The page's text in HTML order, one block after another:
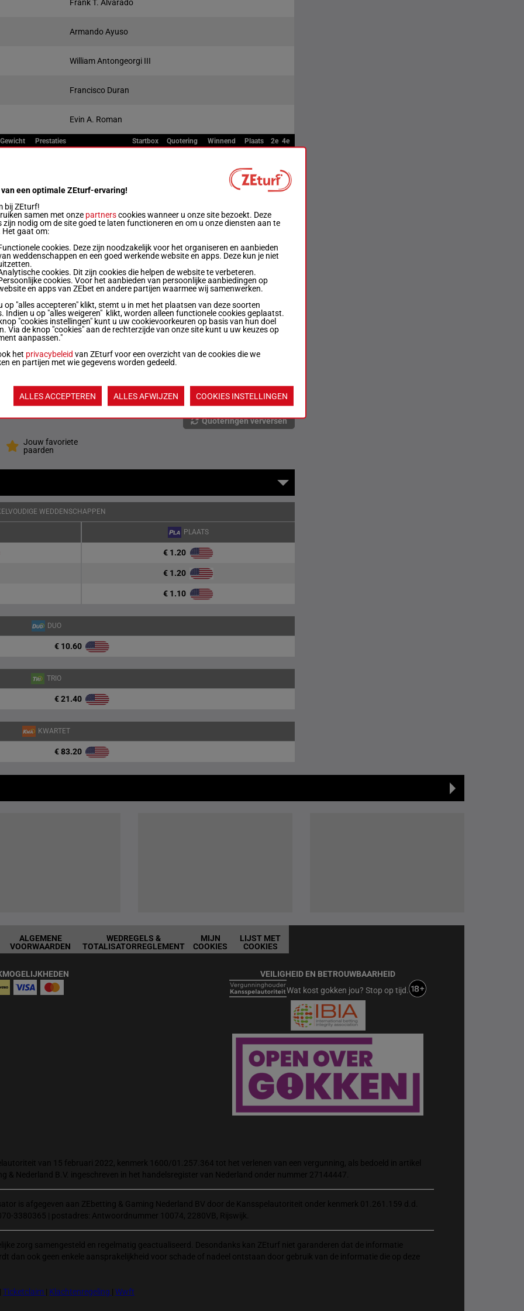
Frank T. Alvarado
Armando Ayuso
William Antongeorgi III
Francisco Duran
Evin A. Roman
Gewicht Prestaties Startbox Quotering Winnend Plaats 2e 4e
54 kg 1p 3p 1p 6p 2p 2
53 kg 1p 9p 3
56.5 kg 3p 1p 4p 7p 6p 4
55.5 kg 2p 10p (22) 6p 6p 8p 5
57 kg 4p 5p (22) 9p 2p 2p 6
Quoteringen verversen
Jouw favoriete
paarden
WEDDENSCHAPPEN
PLAATS
€ 1.20
€ 1.20
€ 1.10
DUO
€ 10.60
TRIO
€ 21.40
KWARTET
€ 83.20
ALGEMENE
VOORWAARDEN
WEDREGELS &
TOTALISATORREGLEMENT
MIJN
COOKIES
LIJST MET
COOKIES
VEILIGHEID EN BETROUWBAARHEID
Wat kost gokken jou? Stop op tijd.
van 15 februari 2022, kenmerk 1600/01.257.364 tot het verlenen van een vergunning, als bedoeld in artikel
& Nederland B.V. ingeschreven in het handelsregister van Nederland onder nummer 27144447.
is afgegeven aan ZEbetting & Gaming Nederland BV door de Kansspelautoriteit onder kenmerk 01.261.159 d.d.
3380365 | postadres: Antwoordnummer 10074, 2280VB, Rijswijk.
zorg samengesteld en regelmatig geactualiseerd. Desondanks kan ZEturf niet garanderen dat de informatie
dan ook geen enkele aansprakelijkheid voor schade of nadeel ontstaan door gebruik van de informatie die op deze
Ticketclaim Klachtenregeling Wwft
een optimale ZEturf-ervaring!
bij ZEturf!
samen met onze partnerscookies wanneer u onze site bezoekt. Deze
zijn nodig om de site goed te laten functioneren en om u onze diensten aan te
Het gaat om:
cookies. Deze zijn noodzakelijk voor het organiseren en aanbieden
weddenschappen en een goed werkende website en apps. Deze kun je niet
cookies. Dit zijn cookies die helpen de website te verbeteren.
cookies. Voor het aanbieden van persoonlijke aanbiedingen op
en apps van ZEbet en andere partijen waarmee wij samenwerken.
op "alles accepteren" klikt, stemt u in met het plaatsen van deze soorten
Indien u op "alles weigeren" klikt, worden alleen functionele cookies geplaatst.
"cookies instellingen" kunt u uw cookievoorkeuren op basis van hun doel
Via de knop "cookies" aan de rechterzijde van onze site kunt u uw keuzes op
aanpassen."
het privacybeleid van ZEturf voor een overzicht van de cookies die we
en partijen met wie gegevens worden gedeeld.
ALLES ACCEPTEREN ALLES AFWIJZEN COOKIES INSTELLINGEN